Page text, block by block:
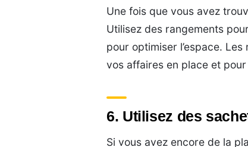
Une fois que vous avez
Utilisez des rangements
pour optimiser l’espace.
vos affaires en place et
6. Utilisez des
Si vous avez encore de la